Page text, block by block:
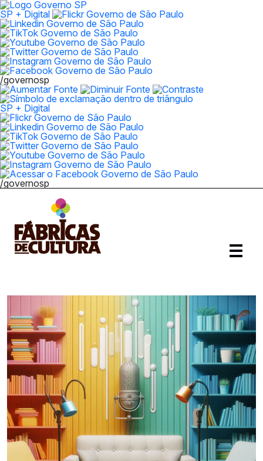
SP + Digital
/governosp
SP + Digital
/governosp